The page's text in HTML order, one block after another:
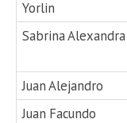
Yorlin
Sabrina Alexandra
Juan Alejandro
Juan Facundo